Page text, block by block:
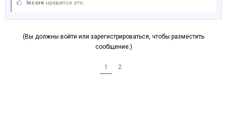
Incore нравится это.
(Вы должны войти или зарегистрироваться, чтобы разместить
сообщение.)
1 2